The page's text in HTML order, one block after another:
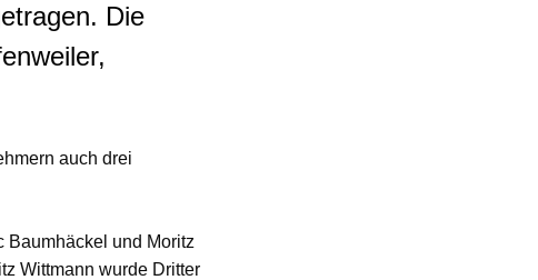
Die
auch drei
Baumhäckel und Moritz
Wittmann wurde Dritter